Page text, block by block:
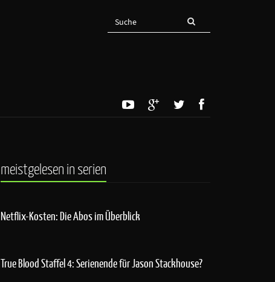
meistgelesen in serien
Netflix-Kosten: Die Abos im Überblick
True Blood Staffel 4: Serienende für Jason Stackhouse?